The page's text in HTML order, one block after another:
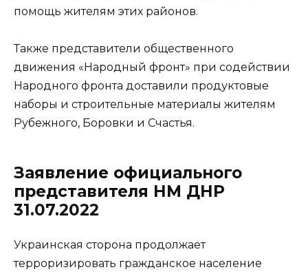
помощь жителям этих районов.
Также представители общественного
движения «Народный фронт» при содействии
Народного фронта доставили продуктовые
наборы и строительные материалы жителям
Рубежного, Боровки и Счастья.
Заявление официального
представителя НМ ДНР
31.07.2022
Украинская сторона продолжает
терроризировать гражданское население